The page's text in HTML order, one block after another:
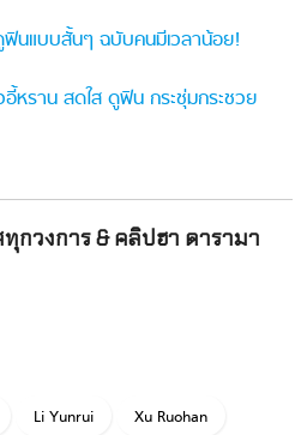
นแบบสั้นๆ ฉบับคนมีเวลาน้อย!
หราน สดใส ดูฟิน กระชุ่มกระชวย
กวงการ & คลิปฮา ดารามา
Li Yunrui
Xu Ruohan